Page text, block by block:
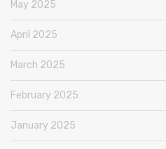
May 2025
April 2025
March 2025
February 2025
January 2025